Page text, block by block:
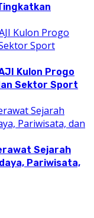
Kulon Progo
Sektor Sport
Sejarah
Pariwisata,